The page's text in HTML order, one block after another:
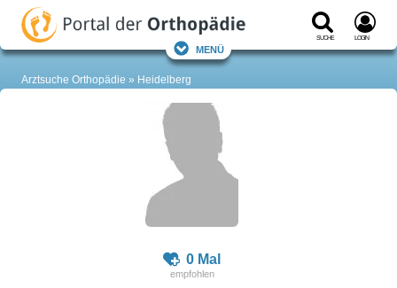
Suche Login
Menü
Arztsuche Orthopädie Heidelberg
0 Mal